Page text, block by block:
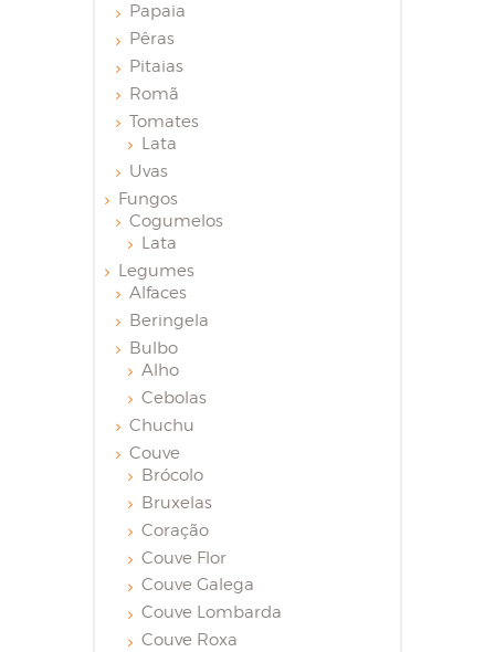
Papaia
Pêras
Pitaias
Romã
Tomates
Lata
Uvas
Fungos
Cogumelos
Lata
Legumes
Alfaces
Beringela
Bulbo
Alho
Cebolas
Chuchu
Couve
Brócolo
Bruxelas
Coração
Couve Flor
Couve Galega
Couve Lombarda
Couve Roxa